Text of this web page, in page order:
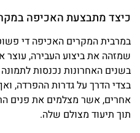
כיצד מתבצעת האכיפה
במרבית המקרים האכיפה די
שמזהה את ביצוע העבירה, עוצר
בשנים האחרונות נכנסות
בצדי הדרך על גדרות ההפרדה,
אחרים, אשר מצלמים את פנים
תוך תיעוד מצולם שלה.